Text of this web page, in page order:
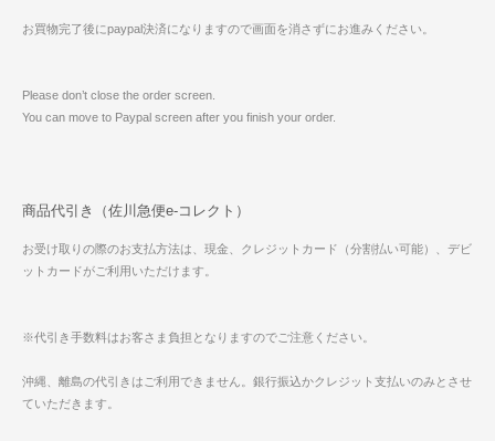
お買物完了後にpaypal決済になりますので画面を消さずにお進みください。
Please don’t close the order screen.
You can move to Paypal screen after you finish your order.
商品代引き（佐川急便e-コレクト）
お受け取りの際のお支払方法は、現金、クレジットカード（分割払い可能）、デビ
ットカードがご利用いただけます。
※代引き手数料はお客さま負担となりますのでご注意ください。
沖縄、離島の代引きはご利用できません。銀行振込かクレジット支払いのみとさせ
ていただきます。